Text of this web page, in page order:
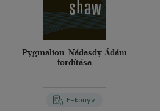
Pygmalion. Nádasdy Ádám
fordítása
E-könyv